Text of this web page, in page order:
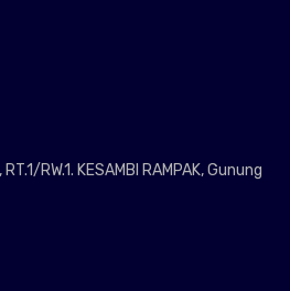
RW.1. KESAMBI RAMPAK, Gunung